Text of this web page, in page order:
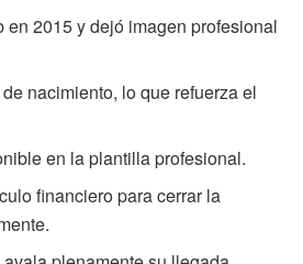
en 2015 y dejó imagen profesional
nacimiento, lo que refuerza el
en la plantilla profesional.
financiero para cerrar la